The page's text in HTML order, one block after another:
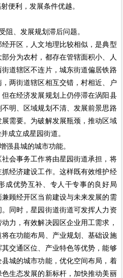
便利，发展条件优越。
、发展规划滞后问题。
区，人文地理比较相似，是典型
分为农村，都存在管辖面积小、人
道辖区不连片，城东街道偏居铁路
两街道辖区相互交错，村相近、户
在经济发展规划上仍停滞在涡阳县
明、区域规划不清、发展前景思路
需要。为破解发展瓶颈，推动区域
成立成星园街道。
县城的城市功能。
会事务工作将由星园街道承担，将
经济建设工作。这样既有效维护经
成优势互补、专人干专事的良好局
顾经开区当前建设与未来发展的需
同时，星园街道街道可发挥人力资
力，有效解决园区企业用工需求，
在功能布局、产业规划、基础设施
交通区位、产业特色等优势，能够
城的城市功能，优化空间布局，着
生态发展的新标杆，加快推动美丽